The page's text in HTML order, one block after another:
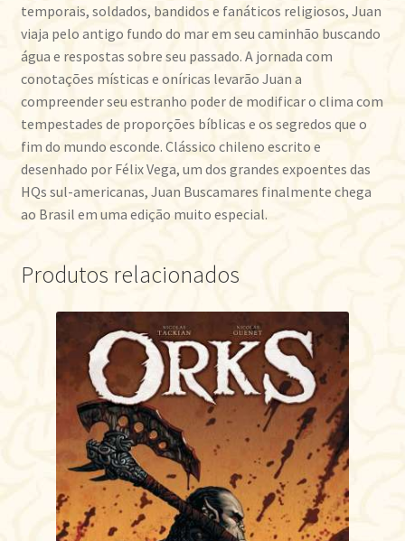
temporais, soldados, bandidos e fanáticos religiosos, Juan
viaja pelo antigo fundo do mar em seu caminhão buscando
água e respostas sobre seu passado. A jornada com
conotações místicas e oníricas levarão Juan a
compreender seu estranho poder de modificar o clima com
tempestades de proporções bíblicas e os segredos que o
fim do mundo esconde. Clássico chileno escrito e
desenhado por Félix Vega, um dos grandes expoentes das
HQs sul-americanas, Juan Buscamares finalmente chega
ao Brasil em uma edição muito especial.
Produtos relacionados